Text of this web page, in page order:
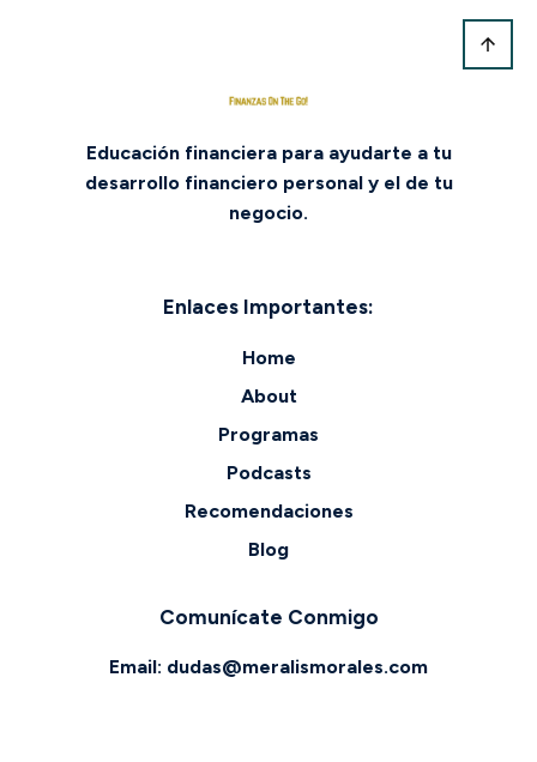
Educación financiera para ayudarte a tu
desarrollo financiero personal y el de tu
negocio.
Enlaces Importantes:
Home
About
Programas
Podcasts
Recomendaciones
Blog
Comunícate Conmigo
Email: dudas@meralismorales.com